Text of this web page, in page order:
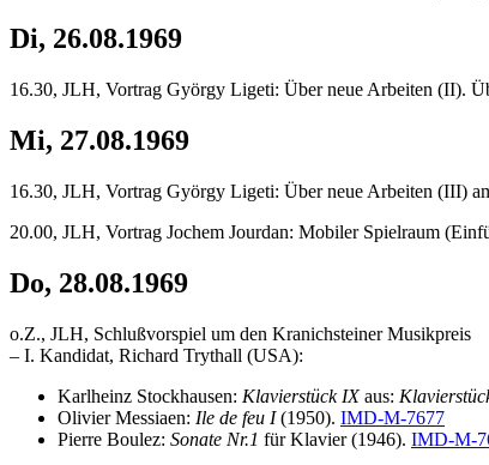
Di, 26.08.1969
16.30, JLH, Vortrag György Ligeti: Über neue Arbeiten (II).
Mi, 27.08.1969
16.30, JLH, Vortrag György Ligeti: Über neue Arbeiten (III)
20.00, JLH, Vortrag Jochem Jourdan: Mobiler Spielraum
Do, 28.08.1969
o.Z., JLH, Schlußvorspiel um den Kranichsteiner Musikpreis
– I. Kandidat, Richard Trythall (USA):
Karlheinz Stockhausen: Klavierstück IXaus:
Olivier Messiaen: Ile de feu I(1950). IMD-M-7677
Pierre Boulez: Sonate Nr.1 für Klavier (1946). IMD-M-